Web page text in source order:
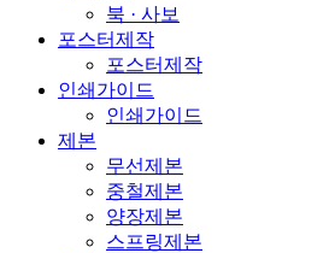
북 · 사보
포스터제작
포스터제작
인쇄가이드
인쇄가이드
제본
무선제본
중철제본
양장제본
스프링제본